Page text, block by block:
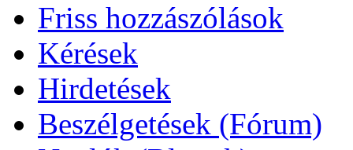
Friss hozzászólások
Kérések
Hirdetések
Beszélgetések (Fórum)